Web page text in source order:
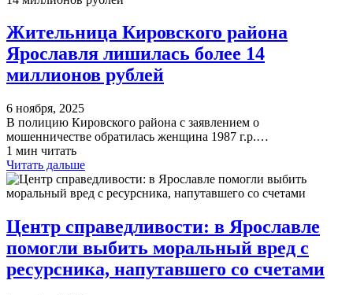
Жительница Кировского района
Ярославля лишилась более 14
миллионов рублей
6 ноября, 2025
В полицию Кировского района с заявлением о
мошенничестве обратилась женщина 1987 г.р.…
1 мин читать
Читать дальше
Центр справедливости: в Ярославле
помогли выбить моральный вред с
ресурсника, напутавшего со счетами